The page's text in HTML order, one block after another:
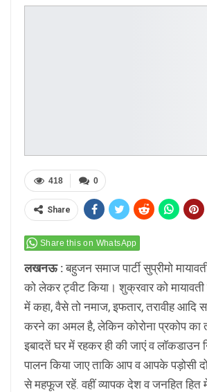
0
418
Share
Share this on WhatsApp
लखनऊ :बहुजन समाज पार्टी सुप्रीमो
को लेकर ट्वीट किया। शुक्रवार को
में कहा, वैसे तो नमाज, इफतार, तरावीह आदि
करने का अमल है, लेकिन कोरोना प्रकोप का
इबादतें घर में रहकर ही की जाएं व लाॅकडाउन
पालन किया जाए ताकि आप व आपके पड़ोसी
से महफूज रहें. वहीं व्यापक देश व जनहित हित